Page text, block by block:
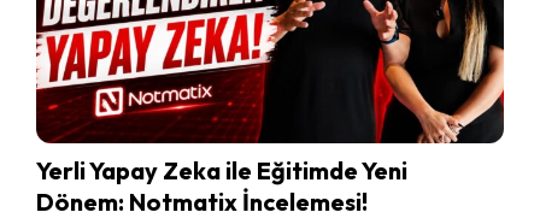
Yerli Yapay Zeka ile Eğitimde Yeni
Dönem: Notmatix İncelemesi!